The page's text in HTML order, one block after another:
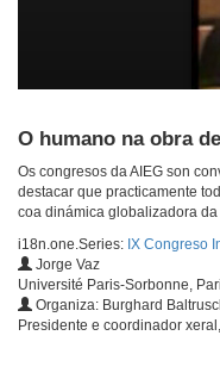
O humano na obra
Os congresos da AIEG son
destacar que practicamente
coa dinámica globalizadora
i18n.one.Series: IX Congreso
Jorge Vaz
Université Paris-Sorbonne,
Organiza: Burghard
Presidente e coordinador